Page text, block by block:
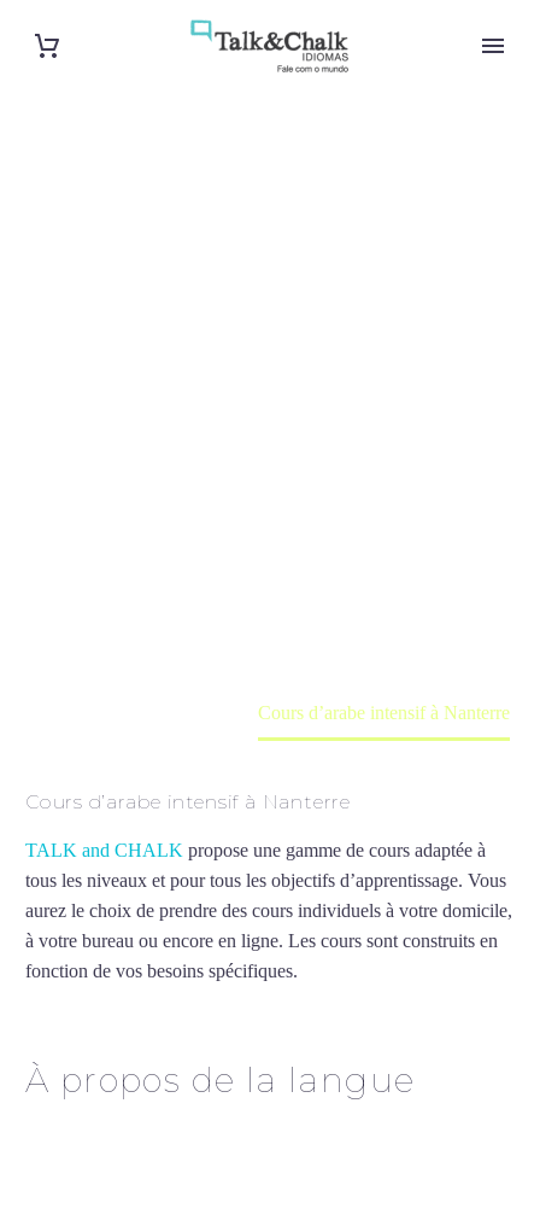
Cours d’arabe intensif à Nanterre
Cours d’arabe intensif à Nanterre
TALK and CHALK propose une gamme de cours adaptée à
tous les niveaux et pour tous les objectifs d’apprentissage. Vous
aurez le choix de prendre des cours individuels à votre domicile,
à votre bureau ou encore en ligne. Les cours sont construits en
fonction de vos besoins spécifiques.
À propos de la langue